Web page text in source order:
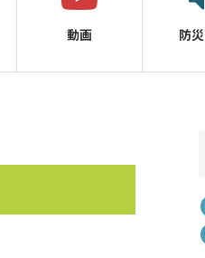
動画 防災